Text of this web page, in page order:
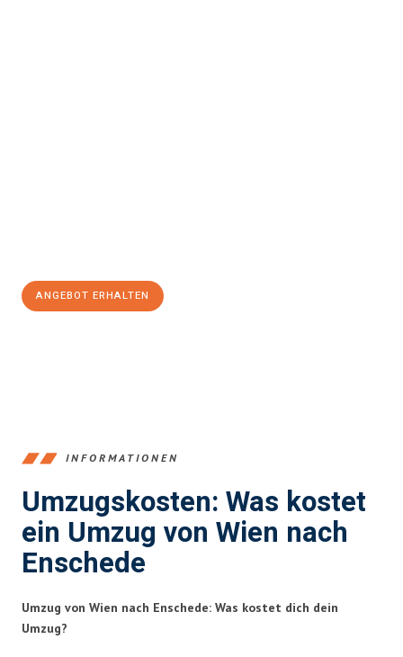
ANGEBOT ERHALTEN
INFORMATIONEN
Umzugskosten: Was kostet
ein Umzug von Wien nach
Enschede
Umzug von Wien nach Enschede: Was kostet dich dein
Umzug?